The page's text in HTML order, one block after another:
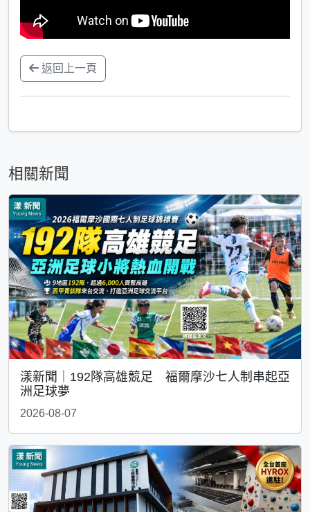
返回上一頁
相關新聞
漾新聞｜192隊高雄競足 福爾摩沙七人制串起亞
洲足球夢
2026-08-07